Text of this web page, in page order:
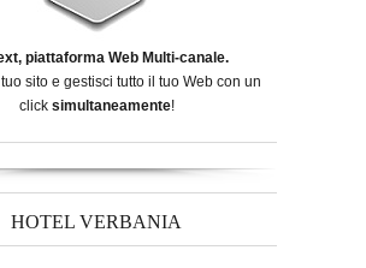
piattaforma Web Multi-canale.
sito e gestisci tutto il tuo Web con un
click simultaneamente!
HOTEL VERBANIA